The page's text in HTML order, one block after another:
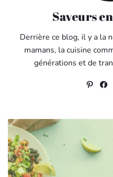
Saveurs
Derrière ce blog, il y a la
mamans, la cuisine
générations et de